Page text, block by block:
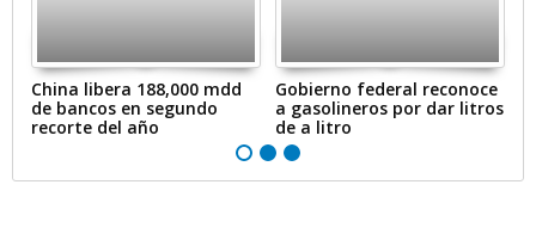
China libera 188,000 mdd
de bancos en segundo
recorte del año
Gobierno federal reconoce
a gasolineros por dar litros
de a litro